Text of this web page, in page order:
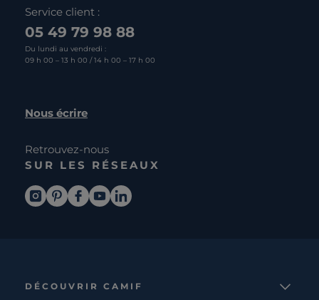
Service client :
05 49 79 98 88
Du lundi au vendredi :
09 h 00 – 13 h 00 / 14 h 00 – 17 h 00
Nous écrire
Retrouvez-nous
SUR LES RÉSEAUX
DÉCOUVRIR CAMIF